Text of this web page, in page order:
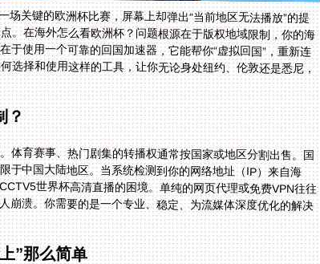
关键的欧洲杯比赛，屏幕上却弹出“当前地区无法播放”的提
在海外怎么看欧洲杯？问题根源在于版权地域限制，你的海
使用一个可靠的回国加速器，它能帮你“虚拟回国”，重新连
择和使用这样的工具，让你无论身处纽约、伦敦还是悉尼，
？
体育赛事、热门剧集的转播权通常按国家或地区分割出售。国
于中国大陆地区。当系统检测到你的网络地址（IP）来自海
世界杯高清直播的困境。单纯的网页代理或免费VPN往往
崩溃。你需要的是一个专业、稳定、为流媒体深度优化的解决
”那么简单